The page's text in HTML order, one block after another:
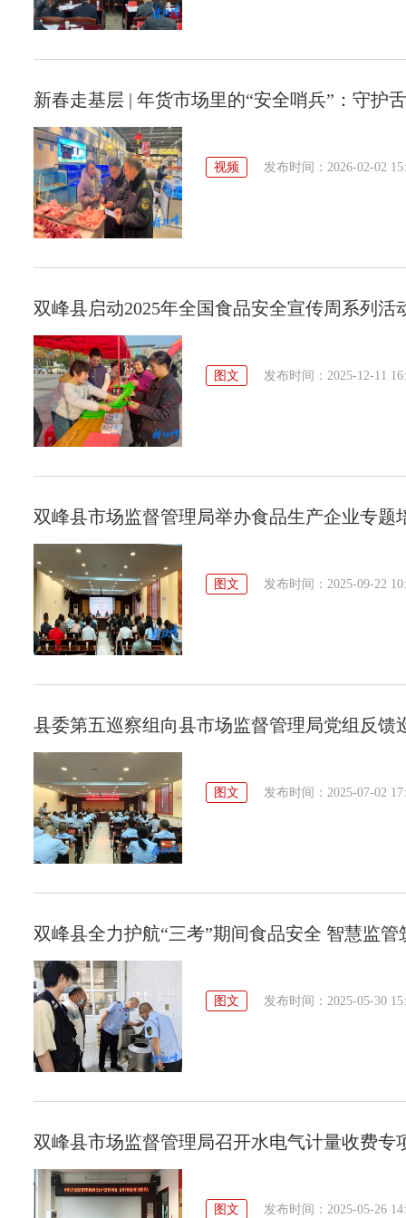
新春走基层 | 年货市场里的“安全哨兵”：守护
视频 发布时间：2026-02-02
双峰县启动2025年全国食品安全宣传周系列活
图文 发布时间：2025-12-11
双峰县市场监督管理局举办食品生产企业专题
图文 发布时间：2025-09-22
县委第五巡察组向县市场监督管理局党组反馈
图文 发布时间：2025-07-02
双峰县全力护航“三考”期间食品安全 智慧监管
图文 发布时间：2025-05-30
双峰县市场监督管理局召开水电气计量收费专
图文 发布时间：2025-05-26